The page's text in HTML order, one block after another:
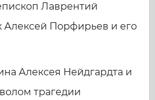
Лаврентий
Алексей Порфирьев и его
Алексея Нейдгардта и
трагедии